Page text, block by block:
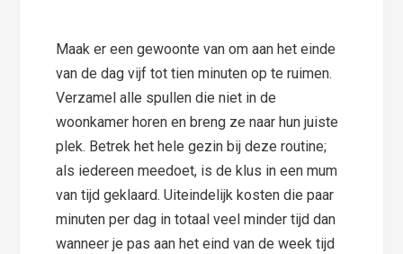
Maak er een gewoonte van om aan het einde
van de dag vijf tot tien minuten op te ruimen.
Verzamel alle spullen die niet in de
woonkamer horen en breng ze naar hun juiste
plek. Betrek het hele gezin bij deze routine;
als iedereen meedoet, is de klus in een mum
van tijd geklaard. Uiteindelijk kosten die paar
minuten per dag in totaal veel minder tijd dan
wanneer je pas aan het eind van de week tijd